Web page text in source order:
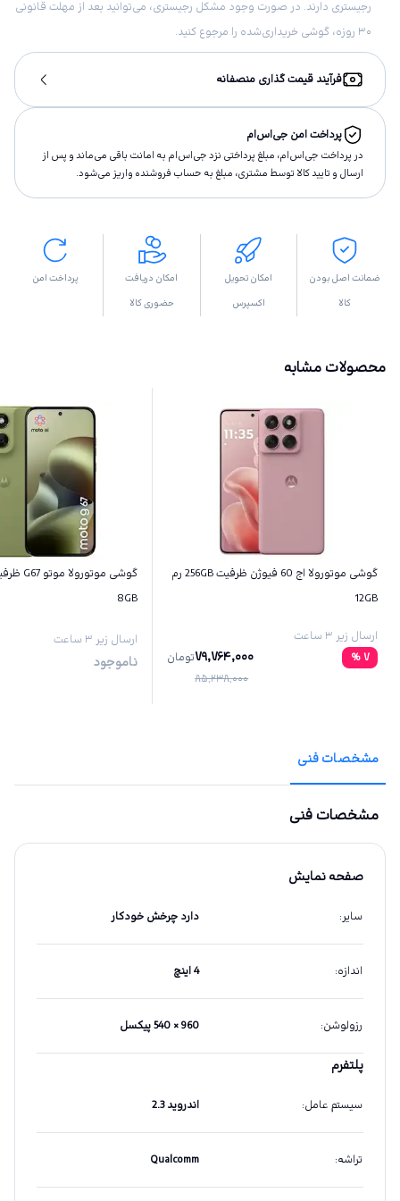
رجیستری دارند. در صورت وجود مشکل رجیستری، می‌توانید بعد از مهلت قانونی
۳۰ روزه، گوشی خریداری‌شده را مرجوع کنید.
فرآیند قیمت گذاری منصفانه
پرداخت امن جی‌اس‌ام
در پرداخت جی‌اس‌ام، مبلغ پرداختى نزد جی‌اس‌ام به امانت باقى مى‌ماند و پس از
ارسال و تاييد كالا توسط مشتری، مبلغ به حساب فروشنده واريز مى‌شود.
ضمانت اصل بودن
کالا
امکان تحویل
اکسپرس
امکان دریافت
حضوری کالا
پرداخت امن
محصولات مشابه
گوشی موتورولا اج 60 فیوژن ظرفیت 256GB رم
12GB
ارسال زیر ۳ ساعت
7
%
79,764,000
85,238,000
تومان
8GB
ارسال زیر ۳ ساعت
ناموجود
مشخصات فنی
مشخصات فنی
صفحه نمایش
سایر: دارد چرخش خودکار
اندازه: 4 اینچ
رزولوشن: 960 × 540 پیکسل
پلتفرم
سیستم عامل: اندروید 2.3
تراشه:
Qualcomm